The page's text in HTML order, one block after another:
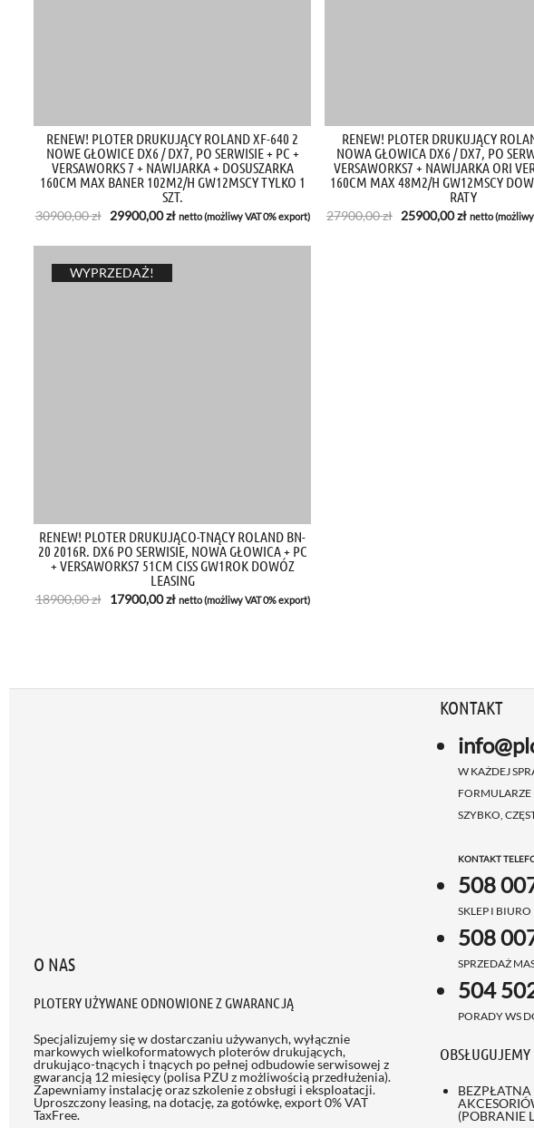
RENEW! PLOTER DRUKUJĄCY ROLAND XF-640 2
NOWE GŁOWICE DX6 / DX7, PO SERWISIE + PC +
VERSAWORKS 7 + NAWIJARKA + DOSUSZARKA
160CM MAX BANER 102M2/H GW12MSCY TYLKO 1
SZT.
30900,00zł
Pierwotna
29900,00złAktualna
netto (możliwy VAT 0% export)
RENEW! PLOTER DRUKUJĄCY
NOWA GŁOWICA DX6 / DX7, PO
VERSAWORKS7 + NAWIJARKA ORI
160CM MAX 48M2/H GW12MSCY
RATY
27900,00zł Pierwotna
25900,00złAktualna
netto (możliwy
WYPRZEDAŻ!
RENEW! PLOTER DRUKUJĄCO-TNĄCY ROLAND BN-
20 2016R. DX6 PO SERWISIE, NOWA GŁOWICA + PC
+ VERSAWORKS7 51CM CISS GW1ROK DOWÓZ
LEASING
18900,00zł
Pierwotna
17900,00złAktualna
netto (możliwy VAT 0% export)
O NAS
PLOTERY UŻYWANE ODNOWIONE Z GWARANCJĄ
Specjalizujemy się w dostarczaniu używanych, wyłącznie
markowych wielkoformatowych ploterów drukujących,
drukująco-tnących i tnących po pełnej odbudowie serwisowej z
gwarancją 12 miesięcy (polisa PZU z możliwością przedłużenia).
Zapewniamy instalację oraz szkolenie z obsługi i eksploatacji.
Uproszczony leasing, na dotację, za gotówkę, export 0% VAT
TaxFree.
KONTAKT
W KAŻDEJ
SZYBKO,
KONTAKT
508
SKLEP I
508
SPRZEDAŻ
504
PORADY WS
BEZPŁATNA
(POBRANIE